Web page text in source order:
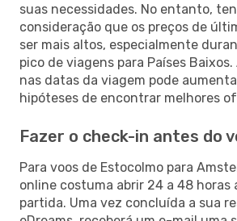
suas necessidades. No entanto,
consideração que os preços de
ser mais altos, especialmente
pico de viagens para Países
nas datas da viagem pode
hipóteses de encontrar melhores
Fazer o check-in antes do
Para voos de Estocolmo para
online costuma abrir 24 a 48 horas
partida. Uma vez concluída a sua